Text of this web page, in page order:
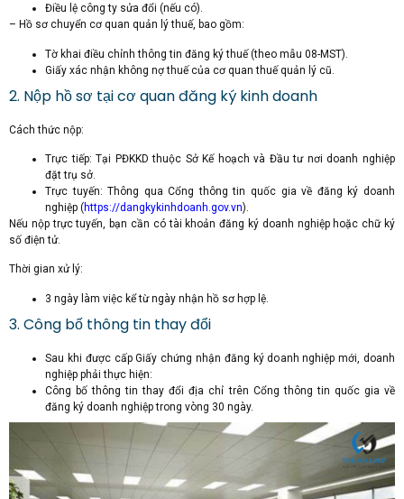
Điều lệ công ty sửa đổi (nếu có).
– Hồ sơ chuyển cơ quan quản lý thuế, bao gồm:
Tờ khai điều chỉnh thông tin đăng ký thuế (theo mẫu 08-MST).
Giấy xác nhận không nợ thuế của cơ quan thuế quản lý cũ.
2. Nộp hồ sơ tại cơ quan đăng ký kinh doanh
Cách thức nộp:
Trực tiếp: Tại PĐKKD thuộc Sở Kế hoạch và Đầu tư nơi doanh nghiệp
đặt trụ sở.
Trực tuyến: Thông qua Cổng thông tin quốc gia về đăng ký doanh
nghiệp (https://dangkykinhdoanh.gov.vn).
Nếu nộp trực tuyến, bạn cần có tài khoản đăng ký doanh nghiệp hoặc chữ ký
số điện tử.
Thời gian xử lý:
3 ngày làm việc kể từ ngày nhận hồ sơ hợp lệ.
3. Công bố thông tin thay đổi
Sau khi được cấp Giấy chứng nhận đăng ký doanh nghiệp mới, doanh
nghiệp phải thực hiện:
Công bố thông tin thay đổi địa chỉ trên Cổng thông tin quốc gia về
đăng ký doanh nghiệp trong vòng 30 ngày.